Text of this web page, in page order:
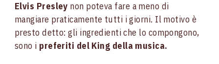
Elvis Presley non poteva fare a meno di
mangiare praticamente tutti i giorni. Il motivo è
presto detto: gli ingredienti che lo compongono,
sono i preferiti del King della musica.